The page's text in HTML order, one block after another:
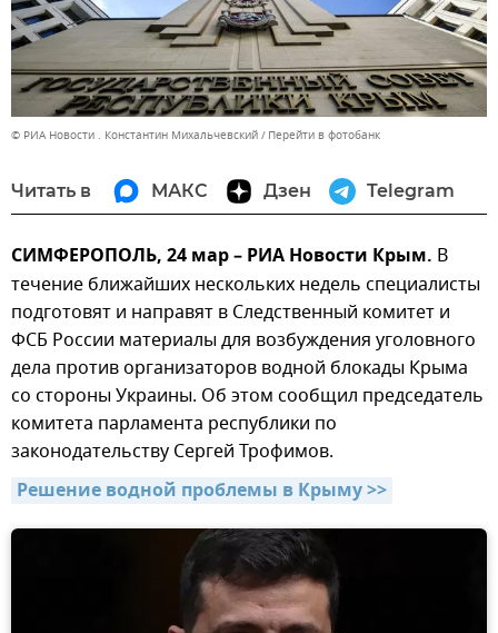
© РИА Новости . Константин Михальчевский Перейти в фотобанк
Читать в МАКС Дзен Telegram
СИМФЕРОПОЛЬ, 24 мар – РИА Новости Крым. В
течение ближайших нескольких недель специалисты
подготовят и направят в Следственный комитет и
ФСБ России материалы для возбуждения уголовного
дела против организаторов водной блокады Крыма
со стороны Украины. Об этом сообщил председатель
комитета парламента республики по
законодательству Сергей Трофимов.
Решение водной проблемы в Крыму >>